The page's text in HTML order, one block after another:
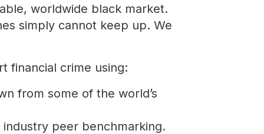
worldwide black market.
simply cannot keep up. We
financial crime using:
from some of the world’s
peer benchmarking.